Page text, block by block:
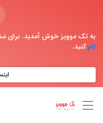
به تک موویز خوش آمدید. برای
نامکنید.